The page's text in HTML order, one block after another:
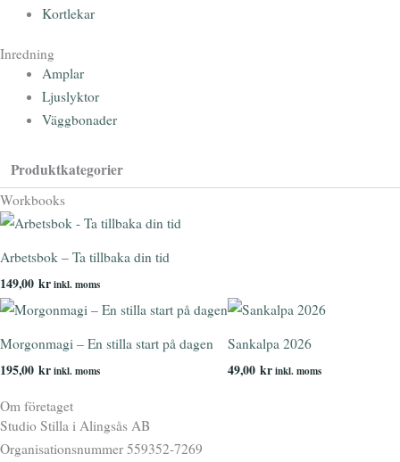
Kortlekar
Inredning
Amplar
Ljuslyktor
Väggbonader
Produktkategorier
Workbooks
Arbetsbok – Ta tillbaka din tid
149,00 krinkl. moms
Morgonmagi – En stilla start på dagen
195,00 krinkl. moms
Sankalpa 2026
49,00 krinkl. moms
Om företaget
Studio Stilla i Alingsås AB
Organisationsnummer 559352-7269